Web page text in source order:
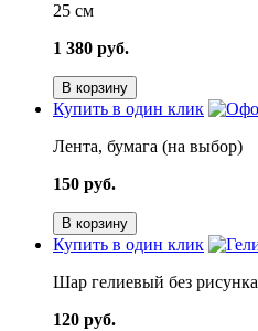
25 см
1 380 руб.
В корзину
Купить в один клик
Лента, бумага (на выбор)
150 руб.
В корзину
Купить в один клик
Шар гелиевый без рисунка
120 руб.